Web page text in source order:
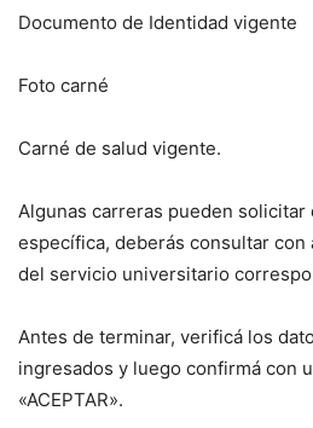
Documento de Identidad vigente
Foto carné
Carné de salud vigente.
Algunas carreras pueden solicitar
específica, deberás consultar
del servicio universitario
Antes de terminar, verificá los
ingresados y luego confirmá con
«ACEPTAR».